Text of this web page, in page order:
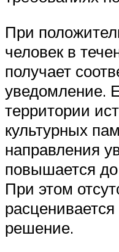
При
человек в
получает
уведомление.
территории
культурных
направления
повышается
При этом
решение.